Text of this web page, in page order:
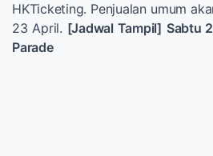
HKTicketing. Penjualan umum
23 April. [Jadwal Tampil] Sabtu
Parade